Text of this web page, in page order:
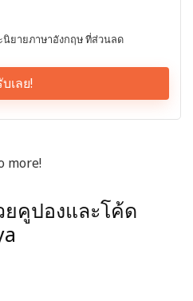
นิยายภาษาอังกฤษ ที่ส่วนลด
บเลย!
more!
คูปองและโค้ด